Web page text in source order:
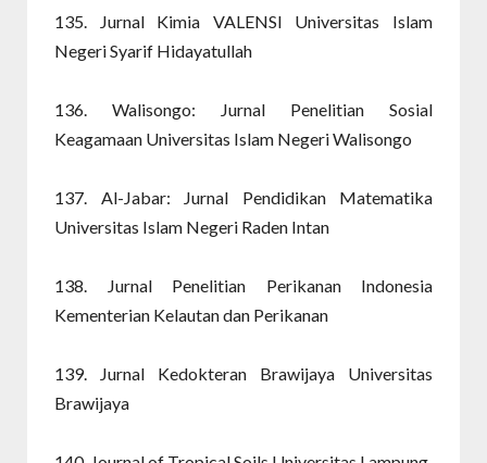
135. Jurnal Kimia VALENSI Universitas Islam
Negeri Syarif Hidayatullah
136. Walisongo: Jurnal Penelitian Sosial
Keagamaan Universitas Islam Negeri Walisongo
137. Al-Jabar: Jurnal Pendidikan Matematika
Universitas Islam Negeri Raden Intan
138. Jurnal Penelitian Perikanan Indonesia
Kementerian Kelautan dan Perikanan
139. Jurnal Kedokteran Brawijaya Universitas
Brawijaya